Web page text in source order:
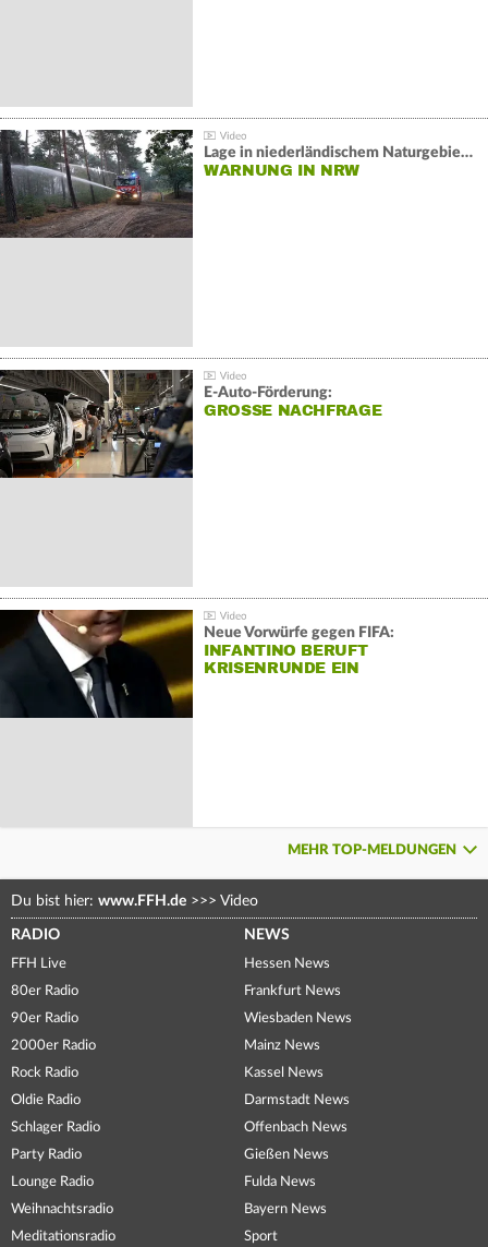
Lage in niederländischem Naturgebiet stabil
WARNUNG IN NRW
E-Auto-Förderung:
GROSSE NACHFRAGE
Neue Vorwürfe gegen FIFA:
INFANTINO BERUFT
KRISENRUNDE EIN
MEHR TOP-MELDUNGEN
Du bist hier: www.FFH.de >>> Video
RADIO
FFH Live
80er Radio
90er Radio
2000er Radio
Rock Radio
Oldie Radio
Schlager Radio
Party Radio
Lounge Radio
Weihnachtsradio
Meditationsradio
NEWS
Hessen News
Frankfurt News
Wiesbaden News
Mainz News
Kassel News
Darmstadt News
Offenbach News
Gießen News
Fulda News
Bayern News
Sport